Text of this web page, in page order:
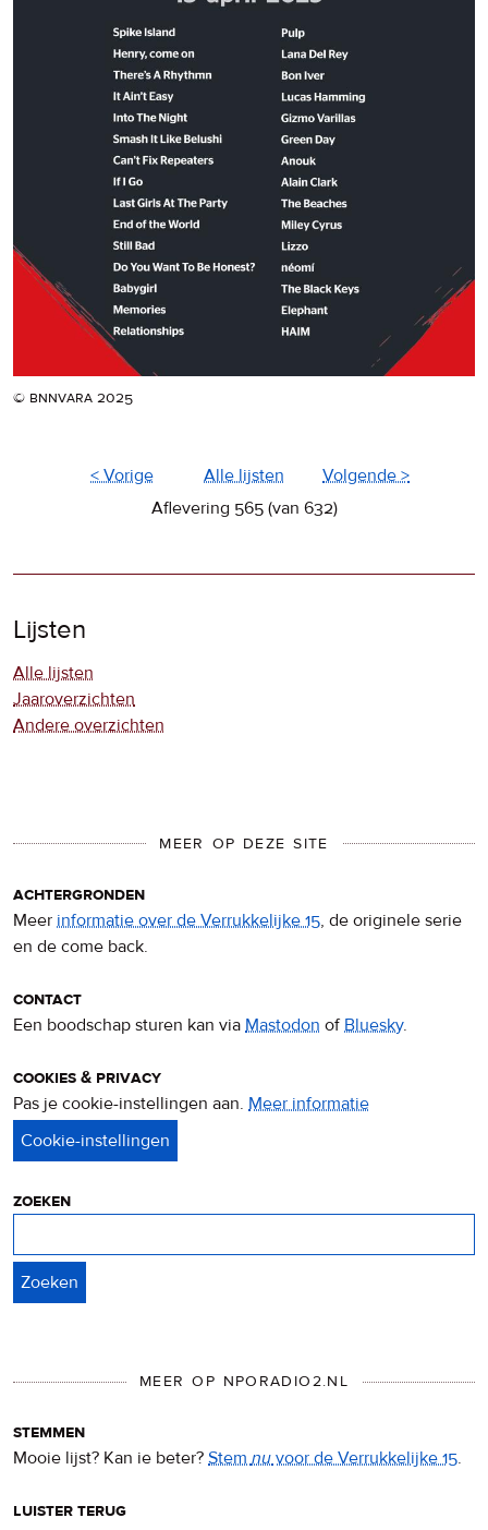
© bnnvara 2025
< Vorige Alle lijsten
Volgende >
Aflevering 565 (van 632)
Lijsten
Alle lijsten
Jaaroverzichten
Andere overzichten
MEER OP DEZE SITE
achtergronden
Meer informatie over de Verrukkelijke 15, de originele serie
en de come back.
contact
Een boodschap sturen kan via Mastodon of Bluesky.
cookies & privacy
Pas je cookie-instellingen aan. Meer informatie
zoeken
MEER OP NPORADIO2.NL
stemmen
Mooie lijst? Kan ie beter? Stem nu voor de Verrukkelijke 15.
luister terug